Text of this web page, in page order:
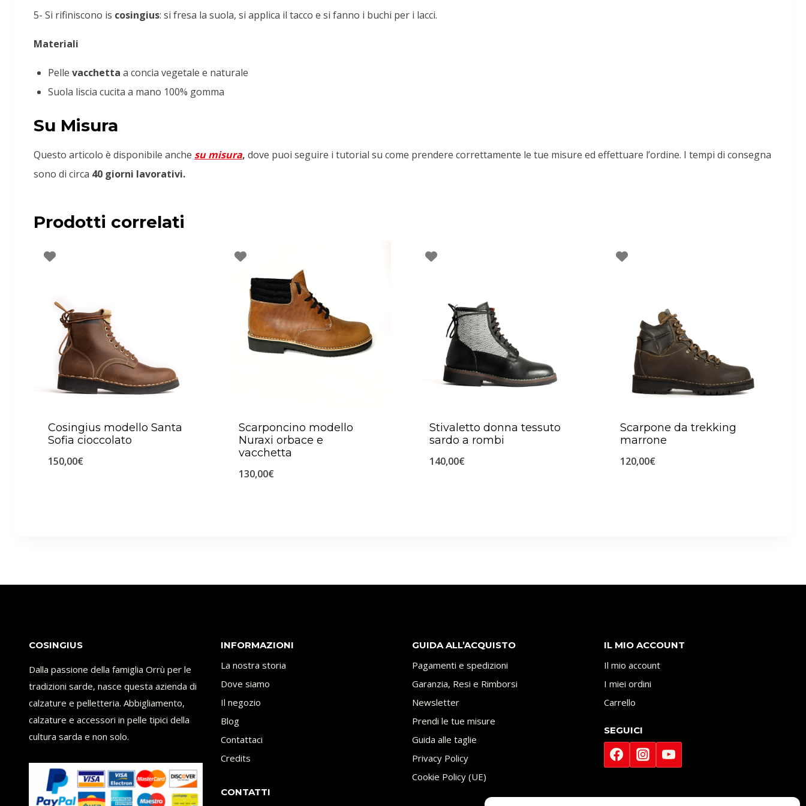
5- Si rifiniscono is cosingius: si fresa la suola, si applica il tacco e si fanno i buchi per i lacci.
Materiali
Pelle vacchetta a concia vegetale e naturale
Suola liscia cucita a mano 100% gomma
Su Misura
Questo articolo è disponibile anche su misura, dove puoi seguire i tutorial su come prendere correttamente le tue misure ed effettuare l’ordine. I tempi di consegna
sono di circa 40 giorni lavorativi.
Prodotti correlati
Cosingius modello Santa
Sofia cioccolato
150,00€
Scarponcino modello
Nuraxi orbace e
vacchetta
130,00€
Stivaletto donna tessuto
sardo a rombi
140,00€
Scarpone da trekking
marrone
120,00€
COSINGIUS
Dalla passione della famiglia Orrù per le
tradizioni sarde, nasce questa azienda di
calzature e pelletteria. Abbigliamento,
calzature e accessori in pelle tipici della
cultura sarda e non solo.
INFORMAZIONI
La nostra storia
Dove siamo
Il negozio
Blog
Contattaci
Credits
CONTATTI
GUIDA ALL’ACQUISTO
Pagamenti e spedizioni
Garanzia, Resi e Rimborsi
Newsletter
Prendi le tue misure
Guida alle taglie
Privacy Policy
Cookie Policy (UE)
IL MIO ACCOUNT
Il mio account
I miei ordini
Carrello
SEGUICI